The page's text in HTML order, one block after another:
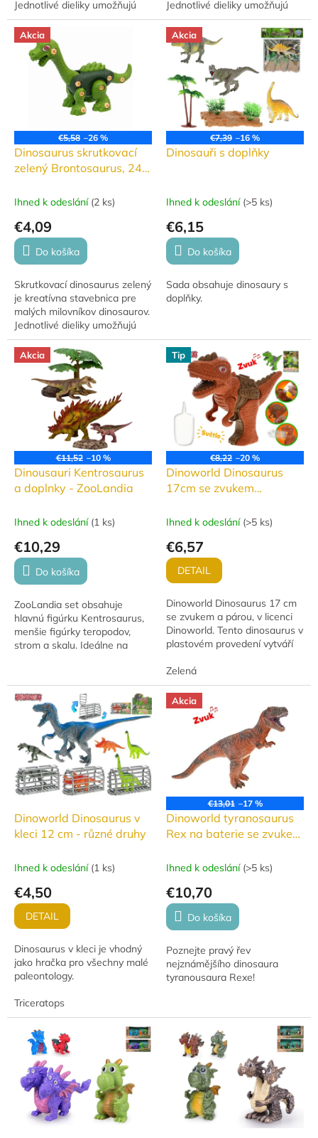
Jednotlivé dieliky umožňujú
zostavenie vlastného
dinosaura. Vyrobené z
kvalitného plastu,...
Jednotlivé dieliky umožňujú
zostavenie vlastného
dinosaura. Vyrobené z
kvalitného plastu,...
Akcia
€5,58 –26 %
Dinosaurus skrutkovací
zelený Brontosaurus, 24
Ihned k odeslání (2 ks)
€4,09
Do košíka
Skrutkovací dinosaurus zelený
je kreatívna stavebnica pre
malých milovníkov dinosaurov.
Jednotlivé dieliky umožňujú
zostavenie vlastného
dinosaura. Vyrobené z
kvalitného plastu,...
Akcia
€7,39 –16 %
Dinosauři s doplňky
Ihned k odeslání (>5 ks)
€6,15
Do košíka
Sada obsahuje dinosaury s
doplňky.
Akcia
€11,52 –10 %
Dinousauri Kentrosaurus
a doplnky - ZooLandia
Ihned k odeslání (1 ks)
€10,29
Do košíka
ZooLandia set obsahuje
hlavnú figúrku Kentrosaurus,
menšie figúrky teropodov,
strom a skalu. Ideálne na
Tip
€8,22 –20 %
Dinoworld Dinosaurus
17cm se zvukem
barvy
Ihned k odeslání (>5 ks)
€6,57
DETAIL
Dinoworld Dinosaurus 17 cm
se zvukem a párou, v licenci
Dinoworld. Tento dinosaurus v
plastovém provedení vytváří
zvukový efekt. Dostupný ve
dvou...
Zelená
Dinoworld Dinosaurus v
kleci 12 cm - různé druhy
Ihned k odeslání (1 ks)
€4,50
DETAIL
Dinosaurus v kleci je vhodný
jako hračka pro všechny malé
paleontology.
Triceratops
Akcia
€13,01 –17 %
Dinoworld tyranosaurus
Rex na baterie se zvukem
Ihned k odeslání (>5 ks)
€10,70
Do košíka
Poznejte pravý řev
nejznámějšího dinosaura
tyranousaura Rexe!